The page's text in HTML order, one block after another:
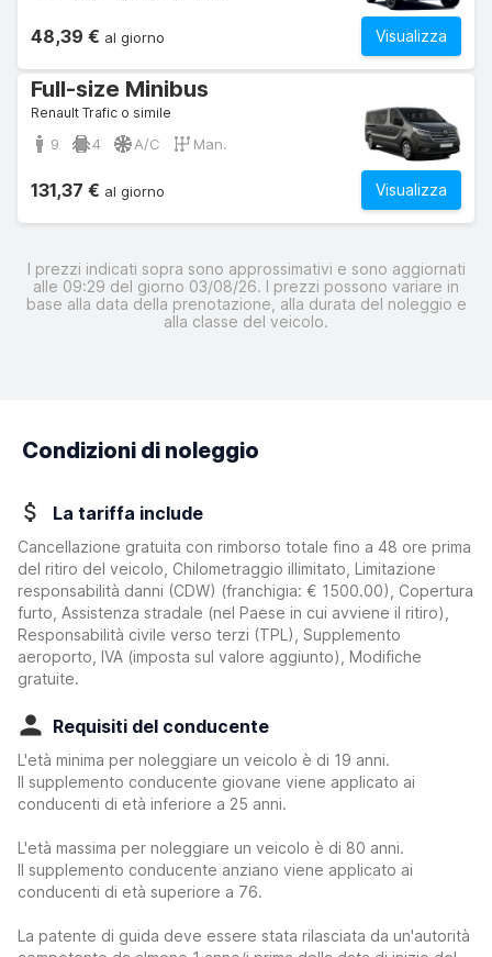
Visualizza
48,39 € al giorno
Full-size Minibus
Renault Trafic o simile
9 4 A/C Man.
Visualizza
131,37 € al giorno
I prezzi indicati sopra sono approssimativi e sono aggiornati
alle 09:29 del giorno 03/08/26. I prezzi possono variare in
base alla data della prenotazione, alla durata del noleggio e
alla classe del veicolo.
Condizioni di noleggio
La tariffa include
Cancellazione gratuita con rimborso totale fino a 48 ore prima
del ritiro del veicolo, Chilometraggio illimitato, Limitazione
responsabilità danni (CDW) (franchigia: € 1500.00)
, Copertura
furto, Assistenza stradale (nel Paese in cui avviene il ritiro),
Responsabilità civile verso terzi (TPL), Supplemento
aeroporto, IVA (imposta sul valore aggiunto), Modifiche
gratuite.
Requisiti del conducente
L'età minima per noleggiare un veicolo è di 19 anni.
Il supplemento conducente giovane viene applicato ai
conducenti di età inferiore a 25 anni.
L'età massima per noleggiare un veicolo è di 80 anni.
Il supplemento conducente anziano viene applicato ai
conducenti di età superiore a 76.
La patente di guida deve essere stata rilasciata da un'autorità